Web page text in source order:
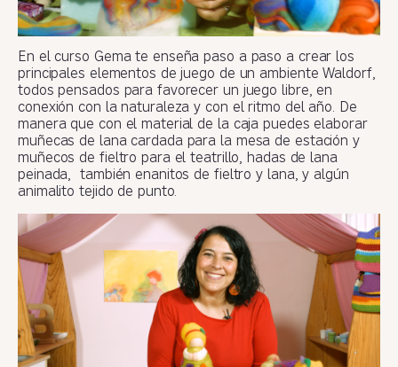
En el curso Gema te enseña paso a paso a crear los
principales elementos de juego de un ambiente Waldorf,
todos pensados para favorecer un juego libre, en
conexión con la naturaleza y con el ritmo del año. De
manera que con el material de la caja puedes elaborar
muñecas de lana cardada para la mesa de estación y
muñecos de fieltro para el teatrillo, hadas de lana
peinada, también enanitos de fieltro y lana, y algún
animalito tejido de punto.